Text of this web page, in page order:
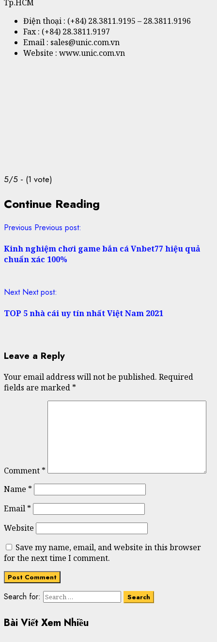
Tp.HCM
Điện thoại : (+84) 28.3811.9195 – 28.3811.9196
Fax : (+84) 28.3811.9197
Email : sales@unic.com.vn
Website : www.unic.com.vn
5/5 - (1 vote)
Continue Reading
Previous Previous post:
Kinh nghiệm chơi game bắn cá Vnbet77 hiệu quả
chuẩn xác 100%
Next Next post:
TOP 5 nhà cái uy tín nhất Việt Nam 2021
Leave a Reply
Your email address will not be published. Required
fields are marked *
Comment *
Name *
Email *
Website
Save my name, email, and website in this browser
for the next time I comment.
Search for:
Bài Viết Xem Nhiều